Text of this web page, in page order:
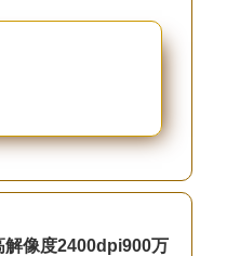
解像度2400dpi900万